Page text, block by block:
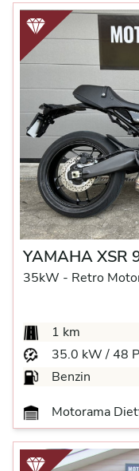
YAMAHA XSR
35kW - Retro
1 km
35.0 kW / 48
Benzin
Motorama